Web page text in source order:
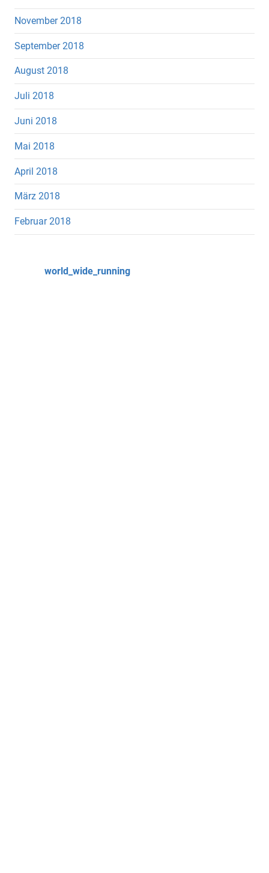
November 2018
September 2018
August 2018
Juli 2018
Juni 2018
Mai 2018
April 2018
März 2018
Februar 2018
world_wide_running